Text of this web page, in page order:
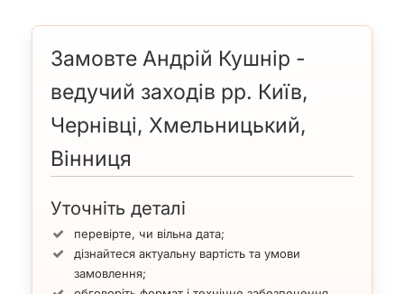
Замовте Андрій Кушнір -
ведучий заходів рр. Київ,
Чернівці, Хмельницький,
Вінниця
Уточніть деталі
перевірте, чи вільна дата;
дізнайтеся актуальну вартість та умови
замовлення;